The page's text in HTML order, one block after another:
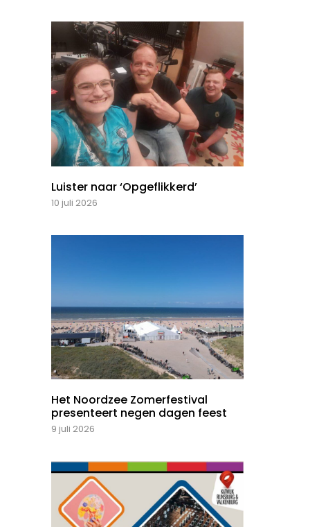
Luister naar ‘Opgeflikkerd’
10 juli 2026
Het Noordzee Zomerfestival
presenteert negen dagen feest
9 juli 2026